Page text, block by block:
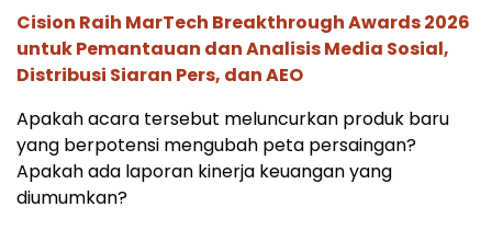
Cision Raih MarTech Breakthrough Awards 2026
untuk Pemantauan dan Analisis Media Sosial,
Distribusi Siaran Pers, dan AEO
Apakah acara tersebut meluncurkan produk baru
yang berpotensi mengubah peta persaingan?
Apakah ada laporan kinerja keuangan yang
diumumkan?